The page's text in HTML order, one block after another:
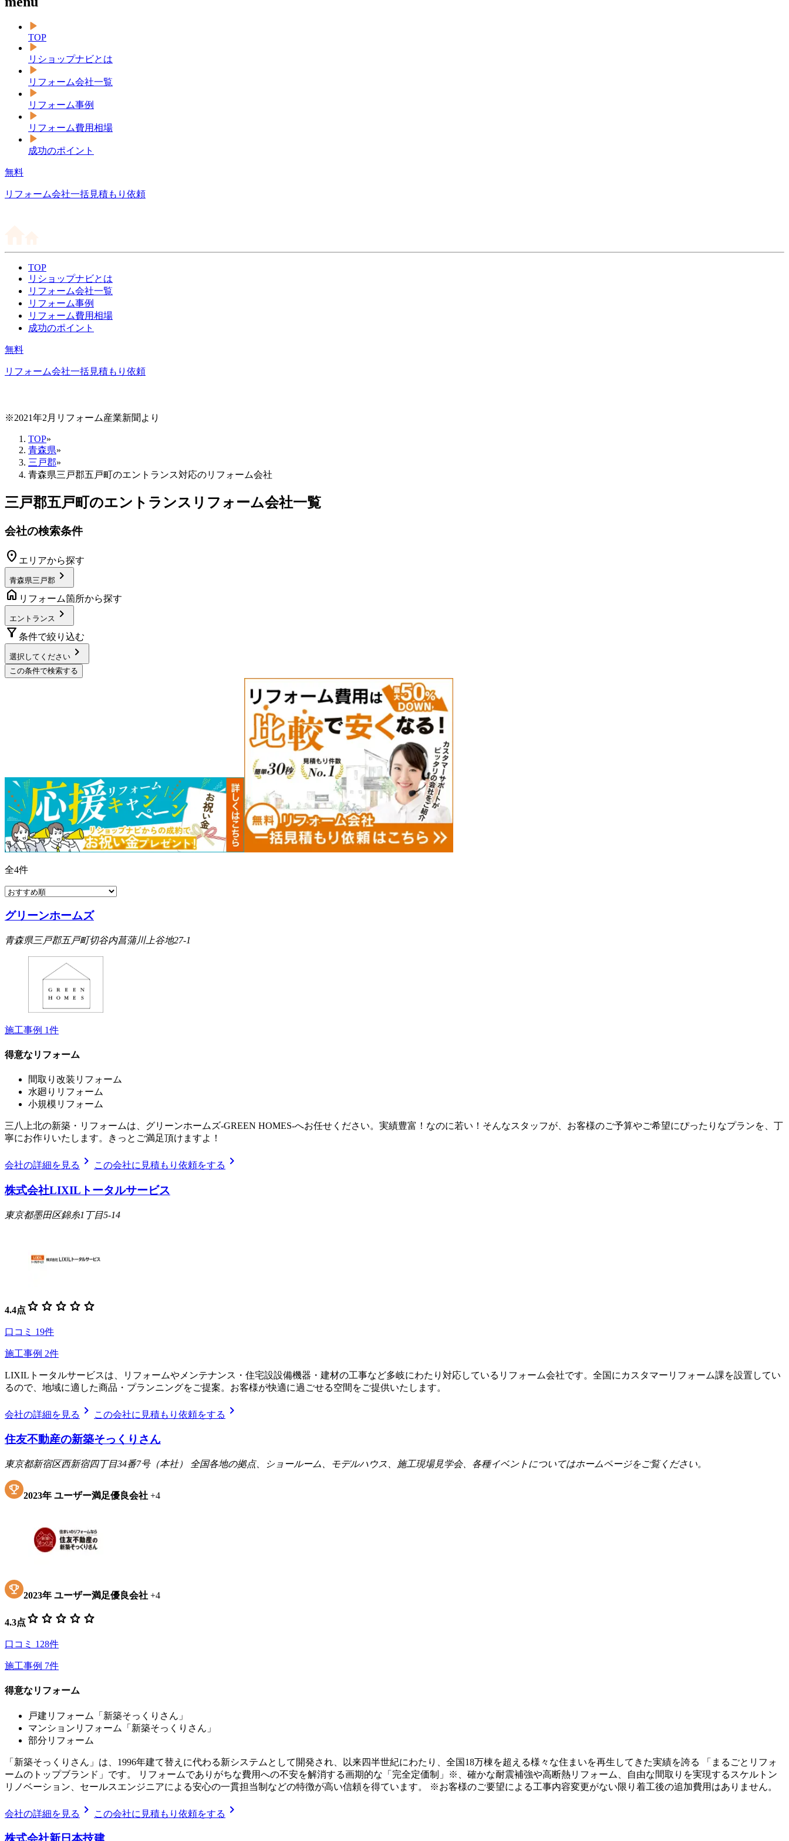
TOP
リショップナビとは
リフォーム会社一覧
リフォーム事例
リフォーム費用相場
成功のポイント
無料
リフォーム会社一括見積もり依頼
TOP
リショップナビとは
リフォーム会社一覧
リフォーム事例
リフォーム費用相場
成功のポイント
無料
リフォーム会社一括見積もり依頼
※2021年2月リフォーム産業新聞より
TOP»
青森県»
三戸郡»
青森県三戸郡五戸町のエントランス対応のリフォーム会社
三戸郡五戸町のエントランスリフォーム会社一覧
会社の検索条件
location_on エリアから探す
青森県三戸郡 chevron_right
home リフォーム箇所から探す
エントランス chevron_right
filter_alt 条件で絞り込む
選択してください chevron_right
この条件で検索する
全4件
グリーンホームズ
青森県三戸郡五戸町切谷内菖蒲川上谷地27-1
施工事例 1件
得意なリフォーム
間取り改装リフォーム
水廻りリフォーム
小規模リフォーム
三八上北の新築・リフォームは、グリーンホームズ‐GREEN HOMES‐へお任せください。実績豊富！なのに若い！そんなスタッフが、お客様のご予算やご希望にぴったりなプランを、丁
寧にお作りいたします。きっとご満足頂けますよ！
会社の詳細を見る chevron_right この会社に見積もり依頼をする chevron_right
株式会社LIXILトータルサービス
東京都墨田区錦糸1丁目5-14
4.4点 star star star star star
口コミ 19件
施工事例 2件
LIXILトータルサービスは、リフォームやメンテナンス・住宅設設備機器・建材の工事など多岐にわたり対応しているリフォーム会社です。全国にカスタマーリフォーム課を設置してい
るので、地域に適した商品・プランニングをご提案。お客様が快適に過ごせる空間をご提供いたします。
会社の詳細を見る chevron_right この会社に見積もり依頼をする chevron_right
住友不動産の新築そっくりさん
東京都新宿区西新宿四丁目34番7号（本社） 全国各地の拠点、ショールーム、モデルハウス、施工現場見学会、各種イベントについてはホームページをご覧ください。
2023年 ユーザー満足優良会社 +4
2023年 ユーザー満足優良会社 +4
4.3点 star star star star star
口コミ 128件
施工事例 7件
得意なリフォーム
戸建リフォーム「新築そっくりさん」
マンションリフォーム「新築そっくりさん」
部分リフォーム
「新築そっくりさん」は、1996年建て替えに代わる新システムとして開発され、以来四半世紀にわたり、全国18万棟を超える様々な住まいを再生してきた実績を誇る 「まるごとリフォ
ームのトップブランド」です。 リフォームでありがちな費用への不安を解消する画期的な「完全定価制」※、確かな耐震補強や高断熱リフォーム、自由な間取りを実現するスケルトン
リノベーション、セールスエンジニアによる安心の一貫担当制などの特徴が高い信頼を得ています。 ※お客様のご要望による工事内容変更がない限り着工後の追加費用はありません。
会社の詳細を見る chevron_right この会社に見積もり依頼をする chevron_right